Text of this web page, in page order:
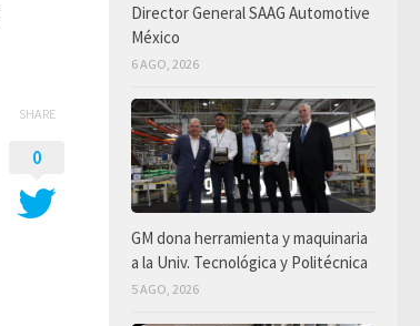
SHARE
0
Director General SAAG Automotive
México
6 AGO, 2026
GM dona herramienta y maquinaria
a la Univ. Tecnológica y Politécnica
5 AGO, 2026